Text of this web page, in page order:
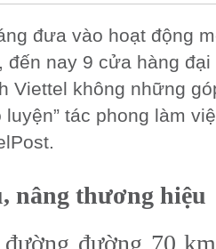
đưa vào hoạt động
đến nay 9 cửa hàng
Viettel không những
luyện” tác phong làm
nâng thương hiệu
đường 70